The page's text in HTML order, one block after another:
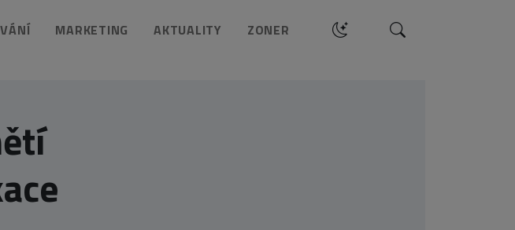
MARKETING AKTUALITY ZONER Hledat